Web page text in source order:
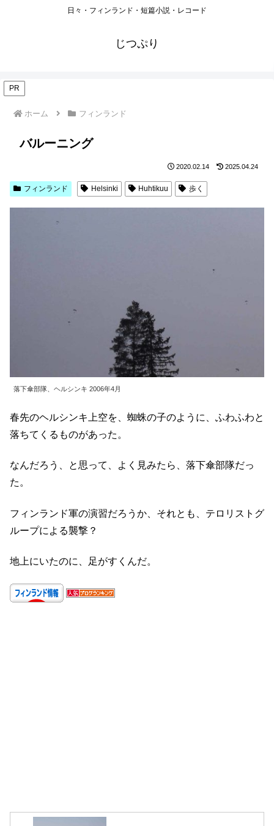
日々・フィンランド・短篇小説・レコード
じつぷり
PR
ホーム フィンランド
バルーニング
2020.02.14 2025.04.24
フィンランド Helsinki Huhtikuu 歩く
落下傘部隊、ヘルシンキ 2006年4月
春先のヘルシンキ上空を、蜘蛛の子のように、ふわふわと
落ちてくるものがあった。
なんだろう、と思って、よく見みたら、落下傘部隊だっ
た。
フィンランド軍の演習だろうか、それとも、テロリストグ
ループによる襲撃？
地上にいたのに、足がすくんだ。